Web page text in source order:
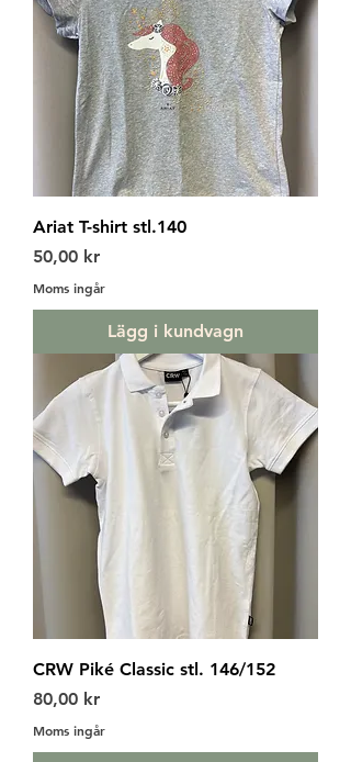
Ariat T-shirt stl.140
Pris
50,00 kr
Moms ingår
Lägg i kundvagn
CRW Piké Classic stl. 146/152
Pris
80,00 kr
Moms ingår